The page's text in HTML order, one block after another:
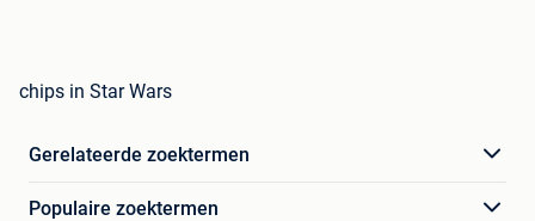
chips in Star Wars
Gerelateerde zoektermen
Populaire zoektermen